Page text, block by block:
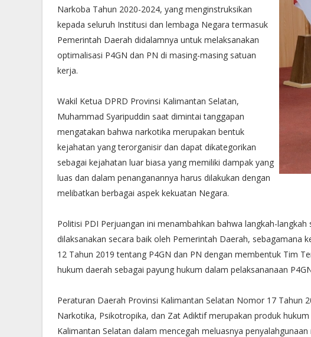
Narkoba Tahun 2020-2024, yang menginstruksikan
kepada seluruh Institusi dan lembaga Negara termasuk
Pemerintah Daerah didalamnya untuk melaksanakan
optimalisasi P4GN dan PN di masing-masing satuan
kerja.
Wakil Ketua DPRD Provinsi Kalimantan Selatan,
Muhammad Syaripuddin saat dimintai tanggapan
mengatakan bahwa narkotika merupakan bentuk
kejahatan yang terorganisir dan dapat dikategorikan
sebagai kejahatan luar biasa yang memiliki dampak yang
luas dan dalam penanganannya harus dilakukan dengan
melibatkan berbagai aspek kekuatan Negara.
Politisi PDI Perjuangan ini menambahkan bahwa langkah-
dilaksanakan secara baik oleh Pemerintah Daerah, sebagamana
12 Tahun 2019 tentang P4GN dan PN dengan membentuk Tim
hukum daerah sebagai payung hukum dalam pelaksananaan
Peraturan Daerah Provinsi Kalimantan Selatan Nomor 17 Tahun
Narkotika, Psikotropika, dan Zat Adiktif merupakan produk
Kalimantan Selatan dalam mencegah meluasnya